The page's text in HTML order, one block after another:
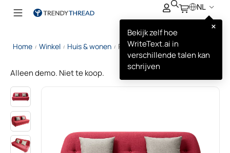
NL
×
Bekijk zelf hoe
WriteText.ai in
verschillende talen kan
schrijven
Home / Winkel / Huis & wonen / Rode Moderne Bank
Alleen demo. Niet te koop.